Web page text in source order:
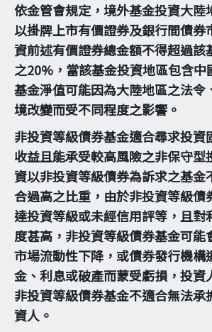
依金管會規定，境外基金投資大陸
以掛牌上市有價證券及銀行間債券
資前述有價證券總金額不得超過該
之20%，當該基金投資地區包含中
基金淨值可能因為大陸地區之法令
境改變而受不同程度之影響。
非投資等級債券基金適合尋求投資
收益且能承受較高風險之非保守型
資以非投資等級債券為訴求之基金
合過高之比重，由於非投資等級債
達投資等級或未經信用評等，且對
度甚高，非投資等級債券基金可能
市場流動性下降，或債券發行機構
金、利息或破產而蒙受虧損，投資
非投資等級債券基金不適合無法承
資人。